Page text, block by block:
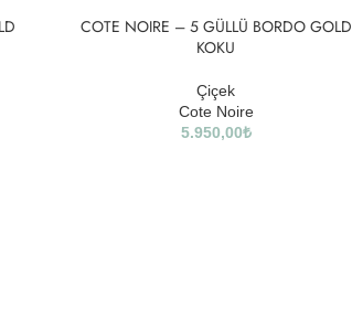
SOLD
COTE NOIRE – 5 GÜLLÜ BORDO GOLD
KOKU
Çiçek
Cote Noire
5.950,00₺